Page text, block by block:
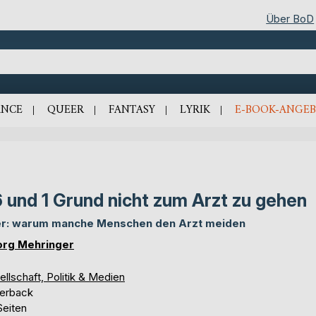
Über BoD
QUEER FANTASY LYRIK E-BOOK-
und 1 Grund nicht zum Arzt zu gehen
warum manche Menschen den Arzt meiden
Mehringer
Politik & Medien